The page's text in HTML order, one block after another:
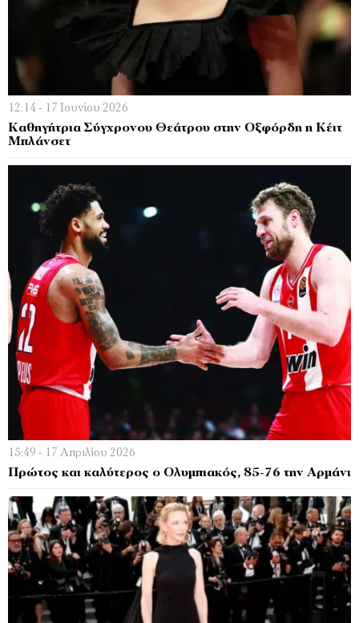
12:14 - 17 Ιουνίου 2026
Καθηγήτρια Σύγχρονου Θεάτρου στην Οξφόρδη η Κέιτ
Μπλάνσετ
15:49 - 17 Απριλίου 2026
Πρώτος και καλύτερος ο Ολυμπιακός, 85-76 την Αρμάνι